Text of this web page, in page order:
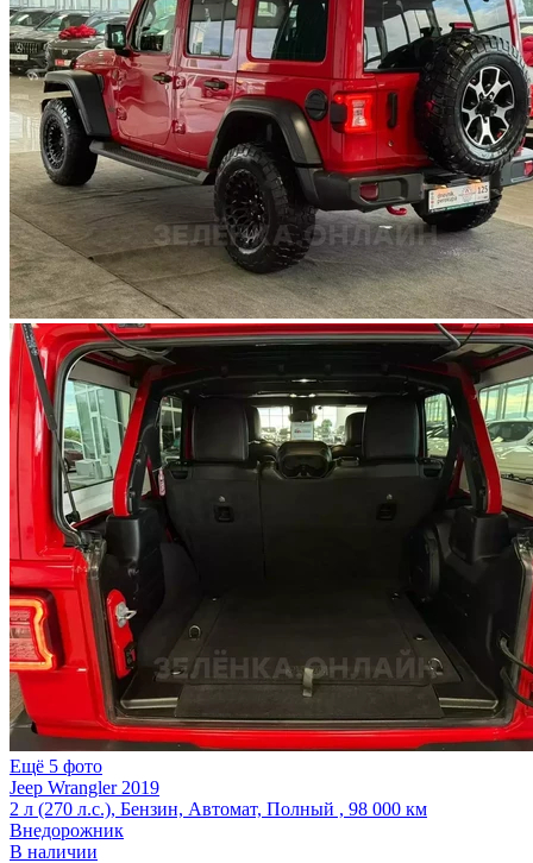
Ещё 5 фото
Jeep Wrangler 2019
2 л (270 л.с.), Бензин, Автомат, Полный , 98 000 км
Внедорожник
В наличии